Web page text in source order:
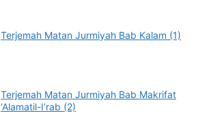
Terjemah Matan Jurmiyah Bab Kalam (1)
Terjemah Matan Jurmiyah Bab Makrifat
‘Alamatil-I’rab (2)